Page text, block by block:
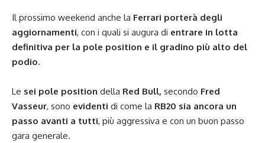
Il prossimo weekend anche la Ferrari porterà degli
aggiornamenti, con i quali si augura di entrare in lotta
definitiva per la pole position e il gradino più alto del
podio.
Le sei pole position della Red Bull, secondo Fred
Vasseur, sono evidenti di come la RB20 sia ancora un
passo avanti a tutti, più aggressiva e con un buon passo
gara generale.